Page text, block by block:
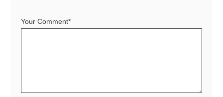
Your Comment*